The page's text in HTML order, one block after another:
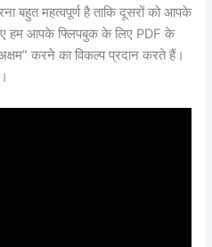
बहुत महत्वपूर्ण है ताकि दूसरों को आपके
हम आपके फ्लिपबुक के लिए PDF के
करने का विकल्प प्रदान करते हैं।